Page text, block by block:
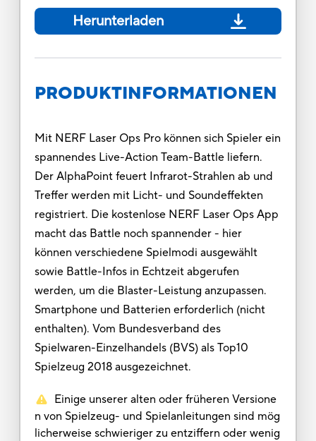
Herunterladen
PRODUKTINFORMATIONEN
Mit NERF Laser Ops Pro können sich Spieler ein
spannendes Live-Action Team-Battle liefern.
Der AlphaPoint feuert Infrarot-Strahlen ab und
Treffer werden mit Licht- und Soundeffekten
registriert. Die kostenlose NERF Laser Ops App
macht das Battle noch spannender - hier
können verschiedene Spielmodi ausgewählt
sowie Battle-Infos in Echtzeit abgerufen
werden, um die Blaster-Leistung anzupassen.
Smartphone und Batterien erforderlich (nicht
enthalten). Vom Bundesverband des
Spielwaren-Einzelhandels (BVS) als Top10
Spielzeug 2018 ausgezeichnet.
Einige unserer alten oder früheren Versione
n von Spielzeug- und Spielanleitungen sind mög
licherweise schwieriger zu entziffern oder wenig